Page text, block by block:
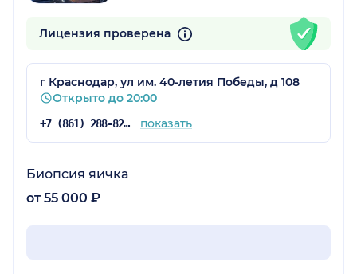
Лицензия проверена
г Краснодар, ул им. 40-летия Победы, д 108
Открыто до 20:00
+7 (861) 288-82-96 показать
Биопсия яичка
от 55 000 ₽